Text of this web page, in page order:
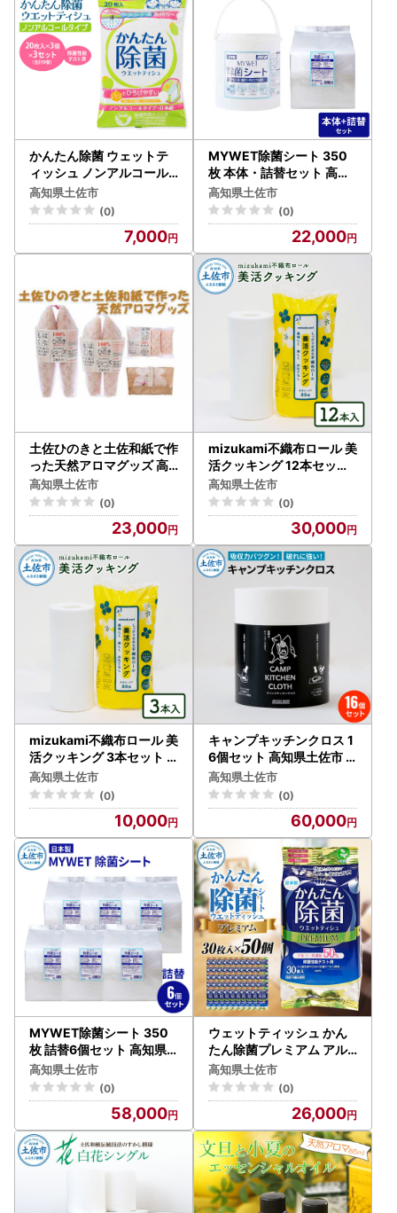
かんたん除菌 ウェットテ
ィッシュ ノンアルコール
タイプ 20枚入り×3P×3セ
ット(合計9個) 高知県土佐
市 【テンポイント株式会
高知県土佐市
(0)
7,000
MYWET除菌シート 350
枚 本体・詰替セット 高知
県土佐市 【三昭紙業株式
会社】 [BQBF001]
高知県土佐市
(0)
22,000
土佐ひのきと土佐和紙で作
った天然アロマグッズ 高
知県土佐市 【有限会社戸
田商行】 [BQCA007]
高知県土佐市
(0)
23,000
mizukami不織布ロール 美
活クッキング 12本セット
高知県土佐市 【三昭紙業
株式会社】 [BQBF004]
高知県土佐市
(0)
30,000
mizukami不織布ロール 美
活クッキング 3本セット
高知県土佐市 【三昭紙業
株式会社】 [BQBF003]
高知県土佐市
(0)
10,000
キャンプキッチンクロス 1
6個セット 高知県土佐市
【三昭紙業株式会社】 [B
QBF009]
高知県土佐市
(0)
60,000
MYWET除菌シート 350
枚 詰替6個セット 高知県
土佐市 【三昭紙業株式会
社】 [BQBF014]
高知県土佐市
(0)
58,000
ウェットティッシュ かん
たん除菌プレミアム アル
コールタイプ 30枚入り×5
0個セット 高知県土佐市
【ハヤシ商事株式会社】 [
高知県土佐市
(0)
26,000